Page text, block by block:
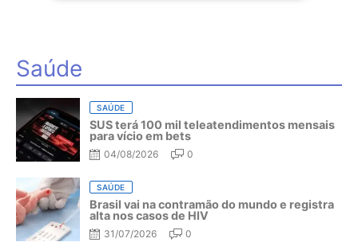
Saúde
SAÚDE
SUS terá 100 mil teleatendimentos mensais
para vício em bets
04/08/2026 0
SAÚDE
Brasil vai na contramão do mundo e registra
alta nos casos de HIV
31/07/2026 0